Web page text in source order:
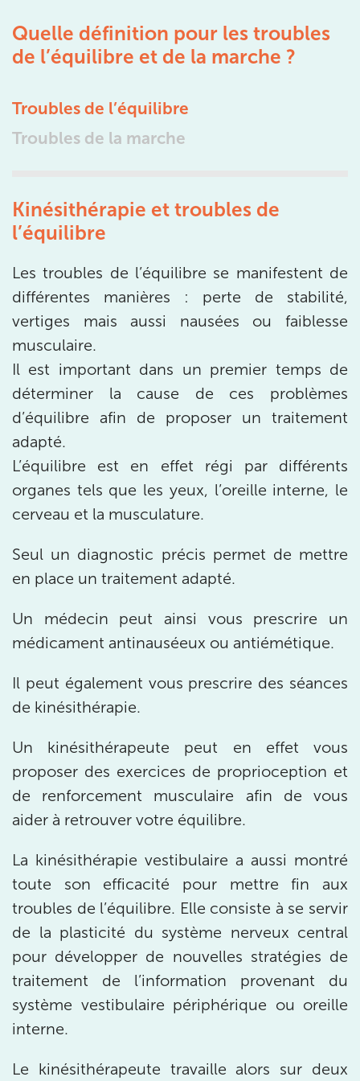
Quelle définition pour les troubles
de l’équilibre et de la marche ?
Troubles de l’équilibre
Troubles de la marche
Kinésithérapie et troubles de
l’équilibre
Les troubles de l’équilibre se manifestent de
différentes manières : perte de stabilité,
vertiges mais aussi nausées ou faiblesse
musculaire.
Il est important dans un premier temps de
déterminer la cause de ces problèmes
d’équilibre afin de proposer un traitement
adapté.
L’équilibre est en effet régi par différents
organes tels que les yeux, l’oreille interne, le
cerveau et la musculature.
Seul un diagnostic précis permet de mettre
en place un traitement adapté.
Un médecin peut ainsi vous prescrire un
médicament antinauséeux ou antiémétique.
Il peut également vous prescrire des séances
de kinésithérapie.
Un kinésithérapeute peut en effet vous
proposer des exercices de proprioception et
de renforcement musculaire afin de vous
aider à retrouver votre équilibre.
La kinésithérapie vestibulaire a aussi montré
toute son efficacité pour mettre fin aux
troubles de l’équilibre. Elle consiste à se servir
de la plasticité du système nerveux central
pour développer de nouvelles stratégies de
traitement de l’information provenant du
système vestibulaire périphérique ou oreille
interne.
Le kinésithérapeute travaille alors sur deux
IK PARIS 15 – SÉGUR
75015 Paris
01 43 31 00 33
IK PARIS 6 – CASSETTE
1 Rue Cassette 75006 Paris
01 42 84 06 95
Prenez RDV sur
Prenez RDV sur
IK BOULOGNE
3 Av. André Morizet 92100 Boulogne-
Billancourt
3 Av. André Morizet 92100 Boulogne-Billancourt
01 48 25 34 79
Prenez RDV sur
IK CHÂTENAY-MALABRY
380 Av. de la Division Leclerc 92290
Châtenay-Malabry
Prenez RDV sur
IK PARIS 17 – VILLIERS
68 Av. de Villiers 75017 Paris
Prenez RDV sur
Prenez RDV sur
IK PARIS 8 – SAINT-LAZARE
20 Rue de la Pépinière 75008 Paris
20 Rue de la Pépinière 75008 Paris
01 55 06 05 07
Prenez RDV sur